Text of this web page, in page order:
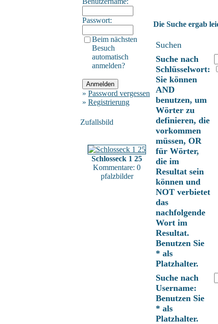
Passwort:
Beim nächsten
Besuch
automatisch
anmelden?
» Password vergessen
» Registrierung
Zufallsbild
Schlosseck 1 25
Kommentare: 0
pfalzbilder
Die Suche ergab
Suchen
Suche nach
Schlüsselwort:
Sie können
AND
benutzen, um
Wörter zu
definieren, die
vorkommen
müssen, OR
für Wörter,
die im
Resultat sein
können und
NOT verbietet
das
nachfolgende
Wort im
Resultat.
Benutzen Sie
* als
Platzhalter.
Suche nach
Username:
Benutzen Sie
* als
Platzhalter.